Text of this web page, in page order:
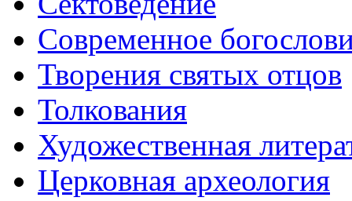
Современное
Творения святых отцов
Толкования
Художественная
Церковная археология